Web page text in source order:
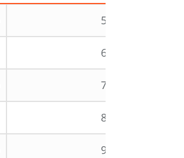
55,38 Euro
66,45 Euro
77,53 Euro
88,60 Euro
99,68 Euro